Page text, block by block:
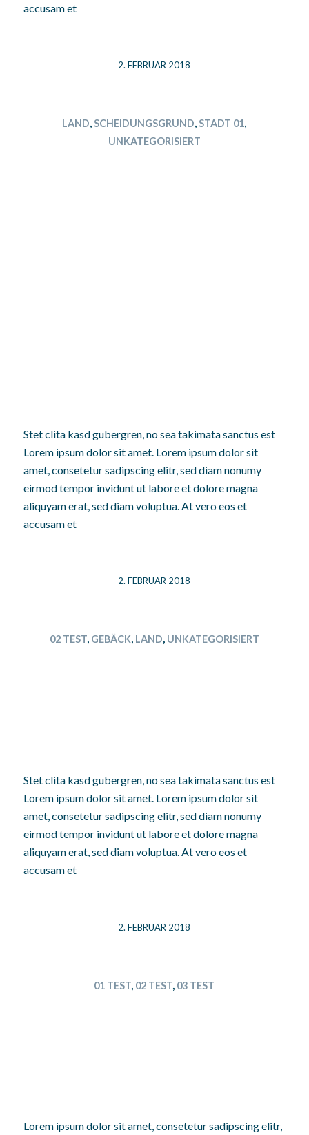
accusam et
2. FEBRUAR 2018
LAND,SCHEIDUNGSGRUND,STADT 01,
UNKATEGORISIERT
Stet clita kasd gubergren, no sea takimata sanctus est
Lorem ipsum dolor sit amet. Lorem ipsum dolor sit
amet, consetetur sadipscing elitr, sed diam nonumy
eirmod tempor invidunt ut labore et dolore magna
aliquyam erat, sed diam voluptua. At vero eos et
accusam et
2. FEBRUAR 2018
02 TEST, GEBÄCK, LAND, UNKATEGORISIERT
Stet clita kasd gubergren, no sea takimata sanctus est
Lorem ipsum dolor sit amet. Lorem ipsum dolor sit
amet, consetetur sadipscing elitr, sed diam nonumy
eirmod tempor invidunt ut labore et dolore magna
aliquyam erat, sed diam voluptua. At vero eos et
accusam et
2. FEBRUAR 2018
01 TEST, 02 TEST, 03 TEST
Lorem ipsum dolor sit amet, consetetur sadipscing elitr,